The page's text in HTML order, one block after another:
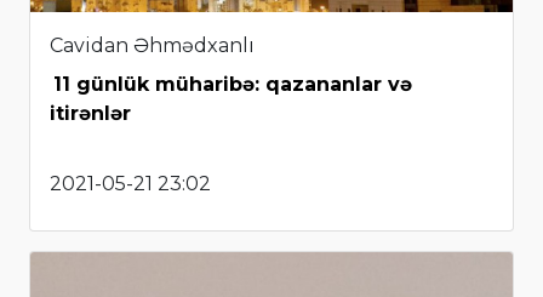
Cavidan Əhmədxanlı
11 günlük müharibə: qazananlar və
itirənlər
2021-05-21 23:02